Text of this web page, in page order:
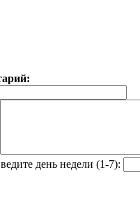
день недели (1-7):